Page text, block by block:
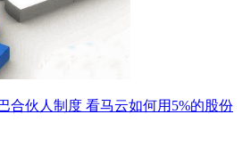
合伙人制度 看马云如何用5%的股份